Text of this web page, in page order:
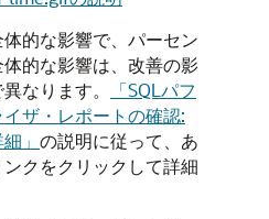
的な影響で、パーセン
体的な影響は、改善の影
なります。
「SQLパフ
ザ・レポートの確認:
」 の説明に従って、あ
クをクリックして詳細